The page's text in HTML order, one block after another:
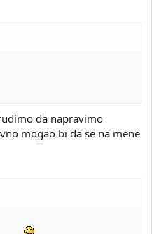
da napravimo
mogao bi da se na mene